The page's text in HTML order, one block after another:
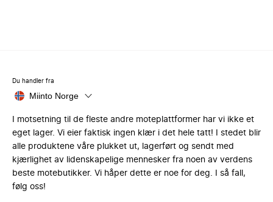
Du handler fra
Miinto Norge
I motsetning til de fleste andre moteplattformer har vi ikke et
eget lager. Vi eier faktisk ingen klær i det hele tatt! I stedet blir
alle produktene våre plukket ut, lagerført og sendt med
kjærlighet av lidenskapelige mennesker fra noen av verdens
beste motebutikker. Vi håper dette er noe for deg. I så fall,
følg oss!